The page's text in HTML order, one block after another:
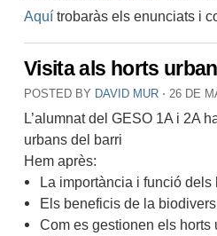
Aquí trobaràs els enunciats i
Visita als horts
POSTED BY DAVID MUR ⋅ 26 DE
L’alumnat del GESO 1A i 2A
urbans del barri
Hem après:
La importància i funció
Els beneficis de la
Com es gestionen els horts